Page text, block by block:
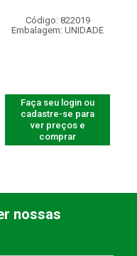
Código: 822019
Embalagem: UNIDADE
Faça seu login ou
cadastre-se para
ver preços e
comprar
nossas